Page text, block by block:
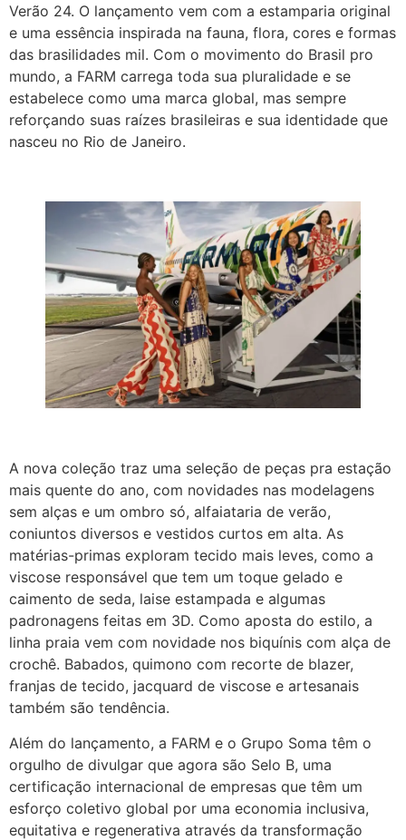
Verão 24. O lançamento vem com a estamparia original
e uma essência inspirada na fauna, flora, cores e formas
das brasilidades mil. Com o movimento do Brasil pro
mundo, a FARM carrega toda sua pluralidade e se
estabelece como uma marca global, mas sempre
reforçando suas raízes brasileiras e sua identidade que
nasceu no Rio de Janeiro.
A nova coleção traz uma seleção de peças pra estação
mais quente do ano, com novidades nas modelagens
sem alças e um ombro só, alfaiataria de verão,
coniuntos diversos e vestidos curtos em alta. As
matérias-primas exploram tecido mais leves, como a
viscose responsável que tem um toque gelado e
caimento de seda, laise estampada e algumas
padronagens feitas em 3D. Como aposta do estilo, a
linha praia vem com novidade nos biquínis com alça de
crochê. Babados, quimono com recorte de blazer,
franjas de tecido, jacquard de viscose e artesanais
também são tendência.
Além do lançamento, a FARM e o Grupo Soma têm o
orgulho de divulgar que agora são Selo B, uma
certificação internacional de empresas que têm um
esforço coletivo global por uma economia inclusiva,
equitativa e regenerativa através da transformação